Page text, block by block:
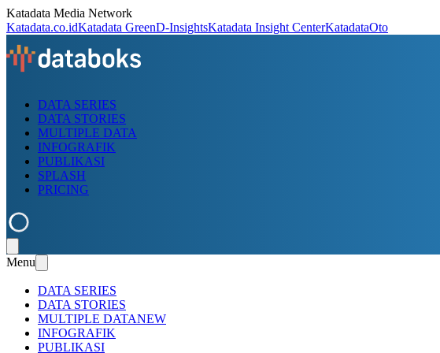
Katadata Media Network
Katadata.co.idKatadata GreenD-InsightsKatadata Insight CenterKatadataOto
DATA SERIES
DATA STORIES
MULTIPLE DATA
INFOGRAFIK
PUBLIKASI
SPLASH
PRICING
Menu
DATA SERIES
DATA STORIES
MULTIPLE DATANEW
INFOGRAFIK
PUBLIKASI